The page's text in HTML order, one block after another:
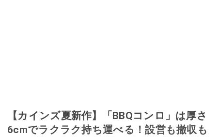
【カインズ夏新作】「BBQコンロ」は厚さ
6cmでラクラク持ち運べる！設営も撤収も